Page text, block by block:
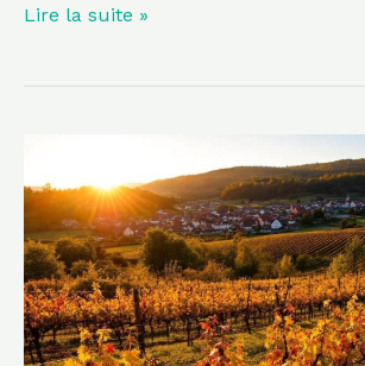
Lire la suite »
village
d’Alsace,
célèbre
pour
ses
vignes,